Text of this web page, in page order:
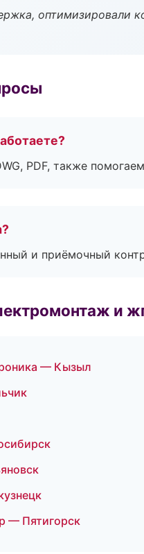
оптимизировали
PDF, также
и приёмочный
и
— Кызыл
— Пятигорск